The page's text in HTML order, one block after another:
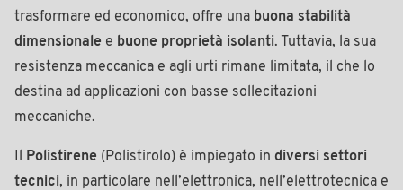
trasformare ed economico, offre una buona stabilità
dimensionale e buone proprietà isolanti. Tuttavia, la sua
resistenza meccanica e agli urti rimane limitata, il che lo
destina ad applicazioni con basse sollecitazioni
meccaniche.
Polistirene (Polistirolo) è impiegato in diversi settori
tecnici, in particolare nell’elettronica, nell’elettrotecnica e